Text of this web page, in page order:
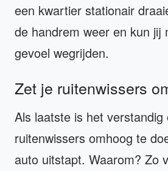
een kwartier stationair
de handrem weer en kun jij
gevoel wegrijden.
Zet je ruitenwissers
Als laatste is het verstandig
ruitenwissers omhoog te
auto uitstapt. Waarom? Zo